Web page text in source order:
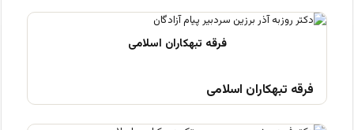
فرقه تبهکاران اسلامی